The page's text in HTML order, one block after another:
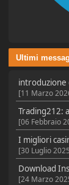
Ultimi
introduzione
[11 Marzo
Trading212:
[06 Febbraio
I migliori
[30 Luglio
Download
[24 Marzo